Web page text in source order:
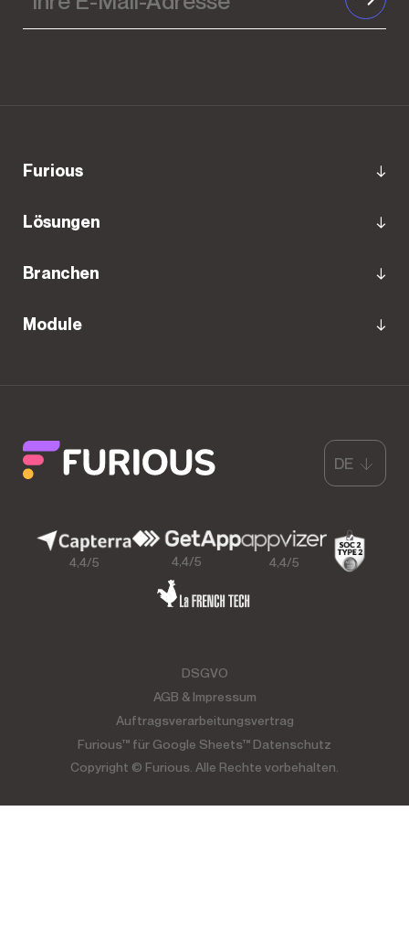
Furious
Lösungen
Branchen
Module
4,4/5 4,4/5 4,4/5
Copyright © Furious. Alle Rechte vorbehalten.
DSGVO
AGB & Impressum
Auftragsverarbeitungsvertrag
Furious™ für Google Sheets™ Datenschutz
DE